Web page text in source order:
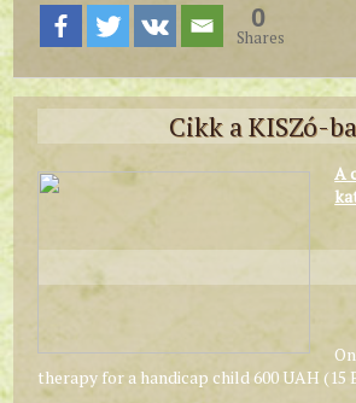
0
Shares
Cikk a KISZó-
A
therapy for a handicap child 600 UAH (15